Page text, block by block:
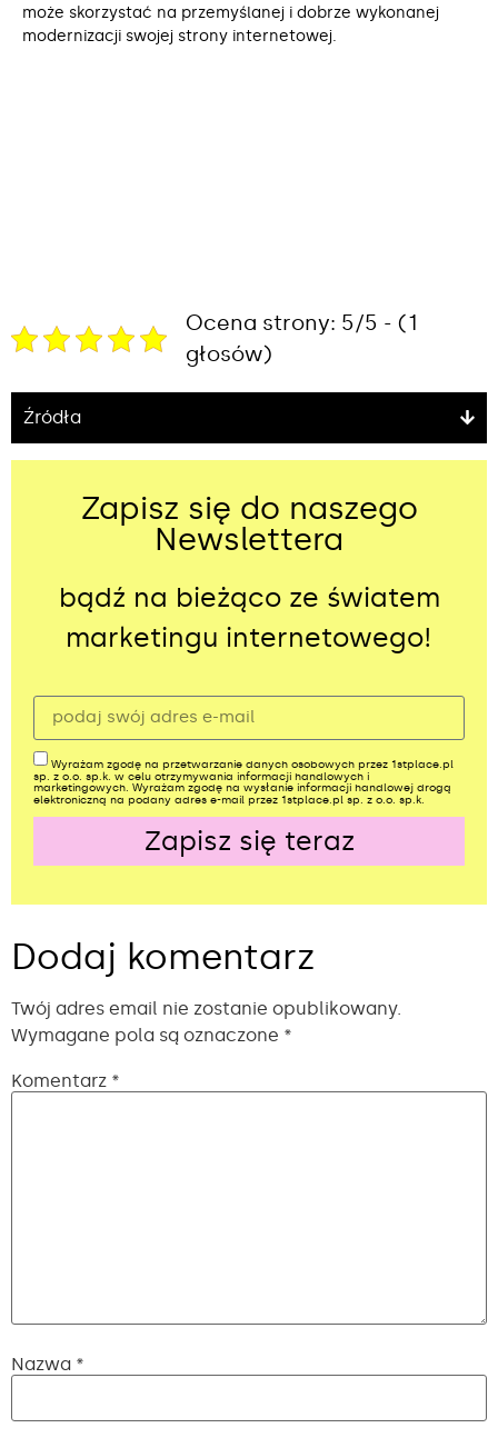
może skorzystać na przemyślanej i dobrze wykonanej
modernizacji swojej strony internetowej.
Ocena strony: 5/5 - (1
głosów)
Źródła
Zapisz się do naszego
Newslettera
bądź na bieżąco ze światem
marketingu internetowego!
Wyrażam zgodę na przetwarzanie danych osobowych przez 1stplace.pl
sp. z o.o. sp.k. w celu otrzymywania informacji handlowych i
marketingowych. Wyrażam zgodę na wysłanie informacji handlowej drogą
elektroniczną na podany adres e-mail przez 1stplace.pl sp. z o.o. sp.k.
Zapisz się teraz
Dodaj komentarz
Twój adres email nie zostanie opublikowany.
Wymagane pola są oznaczone *
Komentarz *
Nazwa *